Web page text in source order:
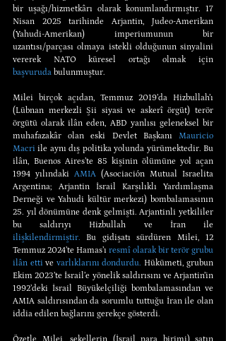
bir uşağı/hizmetkârı olarak konumlandırmıştır. 17
Nisan 2025 tarihinde Arjantin, Judeo-Amerikan
(Yahudi-Amerikan) imperiumunun bir
uzantısı/parçası olmaya istekli olduğunun sinyalini
başvuruda bulunmuştur.
Milei birçok açıdan, Temmuz 2019’da Hizbullah’ı
(Lübnan merkezli Şii siyasi ve askerî örgüt) terör
örgütü olarak ilân eden, ABD yanlısı geleneksel bir
muhafazakâr olan eski Devlet Başkanı Mauricio
Macri ile aynı dış politika yolunda yürümektedir. Bu
ilân, Buenos Aires’te 85 kişinin ölümüne yol açan
1994 yılındaki AMIA (Asociación Mutual Israelita
Argentina; Arjantin İsrail Karşılıklı Yardımlaşma
Derneği ve Yahudi kültür merkezi) bombalamasının
25. yıl dönümüne denk gelmişti. Arjantinli yetkililer
ilişkilendirmiştir. Bu gidişatı sürdüren Milei, 12
Temmuz 2024’te Hamas’ı resmî olarak bir terör grubu
ilân etti ve varlıklarını dondurdu. Hükümeti, grubun
Ekim 2023’te İsrail’e yönelik saldırısını ve Arjantin’in
1992’deki İsrail Büyükelçiliği bombalamasından ve
AMIA saldırısından da sorumlu tuttuğu İran ile olan
iddia edilen bağlarını gerekçe gösterdi.